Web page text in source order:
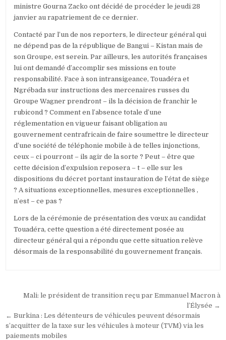
ministre Gourna Zacko ont décidé de procéder le jeudi 28
janvier au rapatriement de ce dernier.
Contacté par l’un de nos reporters, le directeur général qui
ne dépend pas de la république de Bangui – Kistan mais de
son Groupe, est serein. Par ailleurs, les autorités françaises
lui ont demandé d’accomplir ses missions en toute
responsabilité. Face à son intransigeance, Touadéra et
Ngrébada sur instructions des mercenaires russes du
Groupe Wagner prendront – ils la décision de franchir le
rubicond ? Comment en l’absence totale d’une
réglementation en vigueur faisant obligation au
gouvernement centrafricain de faire soumettre le directeur
d’une société de téléphonie mobile à de telles injonctions,
ceux – ci pourront – ils agir de la sorte ? Peut – être que
cette décision d’expulsion reposera – t – elle sur les
dispositions du décret portant instauration de l’état de siège
? A situations exceptionnelles, mesures exceptionnelles ,
n’est – ce pas ?
Lors de la cérémonie de présentation des vœux au candidat
Touadéra, cette question a été directement posée au
directeur général qui a répondu que cette situation relève
désormais de la responsabilité du gouvernement français.
Navigation
de
l’article
Mali: le président de transition reçu par Emmanuel Macron à
l’Élysée →
← Burkina : Les détenteurs de véhicules peuvent désormais
s’acquitter de la taxe sur les véhicules à moteur (TVM) via les
paiements mobiles